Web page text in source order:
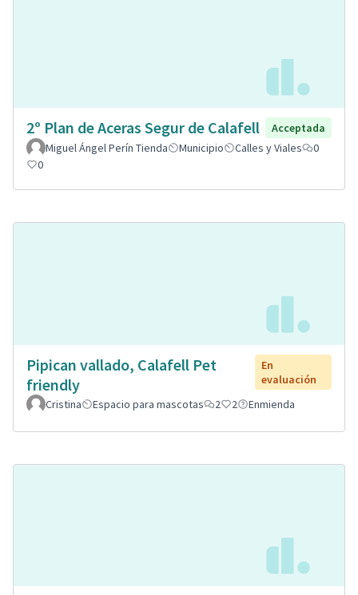
2º Plan de Aceras Segur de Calafell
Acceptada
Miguel Ángel Perín Tienda
Municipio Calles y Viales
0
0
Pipican vallado, Calafell Pet
friendly
En
evaluación
Cristina
Espacio para mascotas 2 2 Enmienda